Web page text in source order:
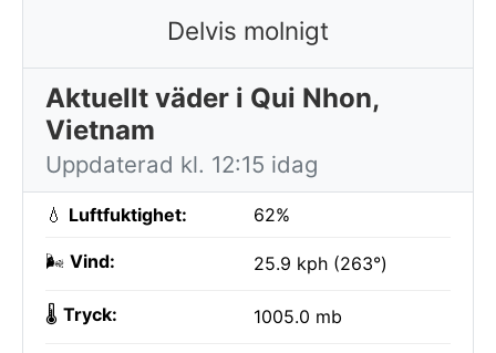
Delvis molnigt
Aktuellt väder i Qui Nhon,
Vietnam
Uppdaterad kl. 12:15 idag
💧 Luftfuktighet: 62%
🌬️ Vind: 25.9 kph (263°)
🌡️ Tryck: 1005.0 mb